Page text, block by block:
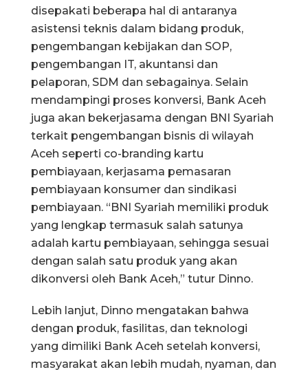
disepakati beberapa hal di antaranya
asistensi teknis dalam bidang produk,
pengembangan kebijakan dan SOP,
pengembangan IT, akuntansi dan
pelaporan, SDM dan sebagainya. Selain
mendampingi proses konversi, Bank Aceh
juga akan bekerjasama dengan BNI Syariah
terkait pengembangan bisnis di wilayah
Aceh seperti co-branding kartu
pembiayaan, kerjasama pemasaran
pembiayaan konsumer dan sindikasi
pembiayaan. “BNI Syariah memiliki produk
yang lengkap termasuk salah satunya
adalah kartu pembiayaan, sehingga sesuai
dengan salah satu produk yang akan
dikonversi oleh Bank Aceh,” tutur Dinno.
Lebih lanjut, Dinno mengatakan bahwa
dengan produk, fasilitas, dan teknologi
yang dimiliki Bank Aceh setelah konversi,
masyarakat akan lebih mudah, nyaman, dan